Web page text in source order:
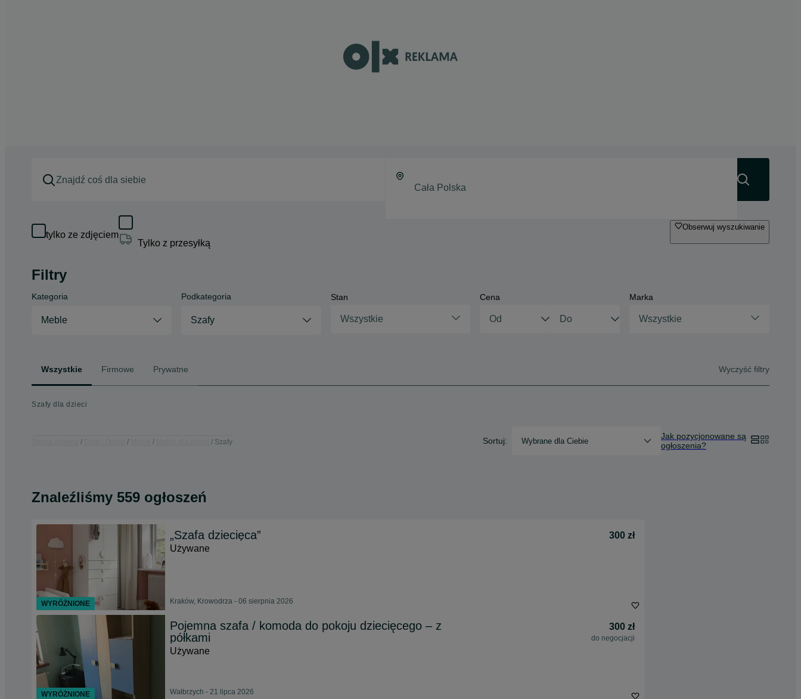
tylko ze zdjęciem
Tylko z przesyłką
Obserwuj wyszukiwanie
Filtry
Kategoria
Meble
Podkategoria
Szafy
Stan
Wszystkie
Cena Marka
Wszystkie
Wszystkie Firmowe Prywatne Wyczyść filtry
Szafy dla dzieci
Szafy Sortuj: Wybrane dla Ciebie
Jak pozycjonowane są
ogłoszenia?
Znaleźliśmy 559 ogłoszeń
„Szafa dziecięca”
300 zł
Używane
Kraków, Krowodrza - 06 sierpnia 2026
Pojemna szafa / komoda do pokoju dziecięcego – z
półkami
300 zł
do negocjacji
Używane
Wałbrzych - 21 lipca 2026
WYRÓŻNIONE
WYRÓŻNIONE